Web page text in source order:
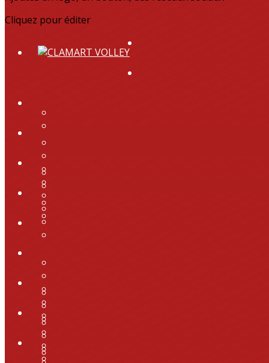
Cliquez pour éditer